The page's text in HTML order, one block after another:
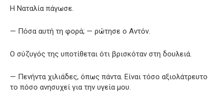
Η Ναταλία πάγωσε.
— Πόσα αυτή τη φορά; — ρώτησε ο Αντόν.
Ο σύζυγός της υποτίθεται ότι βρισκόταν στη δουλειά.
— Πενήντα χιλιάδες, όπως πάντα. Είναι τόσο αξιολάτρευτο
το πόσο ανησυχεί για την υγεία μου.